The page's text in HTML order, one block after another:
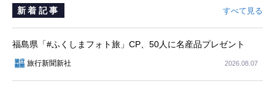
新着記事 すべて見る
福島県「#ふくしまフォト旅」CP、50人に名産品プレゼント
旅行新聞新社 2026.08.07